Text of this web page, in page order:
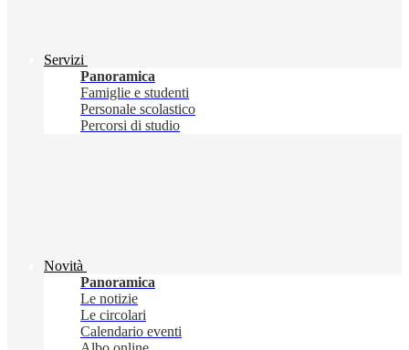
Servizi
Panoramica
Famiglie e studenti
Personale scolastico
Percorsi di studio
Novità
Panoramica
Le notizie
Le circolari
Calendario eventi